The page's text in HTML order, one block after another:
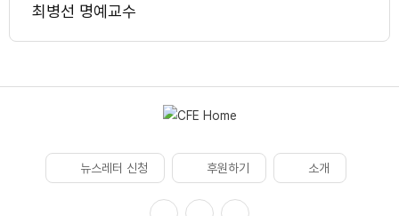
최병선 명예교수
뉴스레터 신청 후원하기 소개